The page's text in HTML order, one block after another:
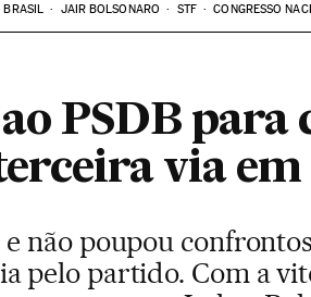
BRASIL JAIR BOLSONARO STF CONGRESSO
PSDB para
via em
não poupou
pelo partido. Com a